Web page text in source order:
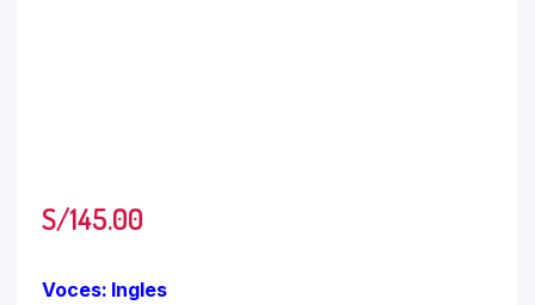
S/145.00
Voces: Ingles